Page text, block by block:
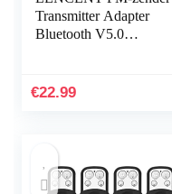
Transmitter Adapter
Bluetooth V5.0
Handsfree Autolader
€22.99